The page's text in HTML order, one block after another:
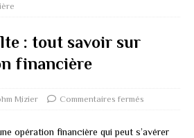
: tout savoir sur
financière
Mizier Commentaires fermés
opération financière qui peut s’avérer